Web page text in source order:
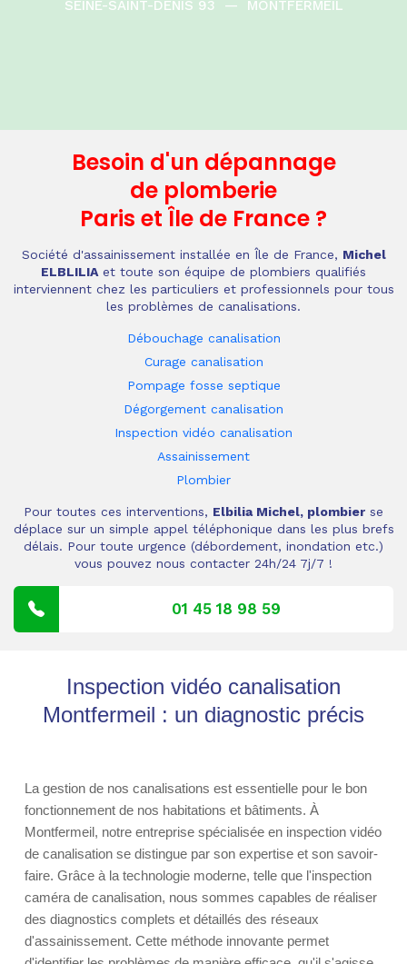
SEINE-SAINT-DENIS 93
— MONTFERMEIL
Besoin d'un dépannage
de plomberie
Paris et Île de France ?
Société d'assainissement installée en Île de France, Michel
ELBLILIA et toute son équipe de plombiers qualifiés
interviennent chez les particuliers et professionnels pour tous
les problèmes de canalisations.
Débouchage canalisation
Curage canalisation
Pompage fosse septique
Dégorgement canalisation
Inspection vidéo canalisation
Assainissement
Plombier
Pour toutes ces interventions, Elbilia Michel, plombier se
déplace sur un simple appel téléphonique dans les plus brefs
délais. Pour toute urgence (débordement, inondation etc.)
vous pouvez nous contacter 24h/24 7j/7 !
01 45 18 98 59
Inspection vidéo canalisation
Montfermeil : un diagnostic précis
La gestion de nos canalisations est essentielle pour le bon
fonctionnement de nos habitations et bâtiments. À
Montfermeil, notre entreprise spécialisée en inspection vidéo
de canalisation se distingue par son expertise et son savoir-
faire. Grâce à la technologie moderne, telle que l'inspection
caméra de canalisation, nous sommes capables de réaliser
des diagnostics complets et détaillés des réseaux
d'assainissement. Cette méthode innovante permet